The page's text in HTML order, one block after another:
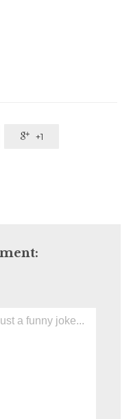
 +1